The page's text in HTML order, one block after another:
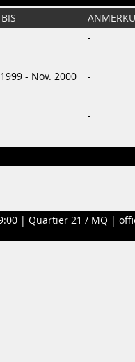
-
-
- Nov. 2000
-
-
-
| Quartier 21 / MQ |